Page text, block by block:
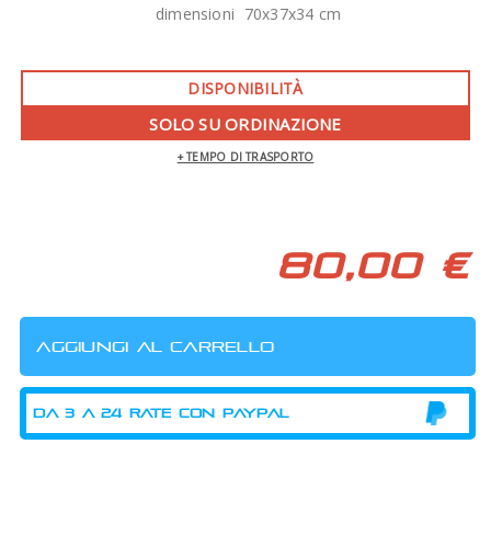
dimensioni 70x37x34 cm
DISPONIBILITÀ
SOLO SU ORDINAZIONE
+ TEMPO DI TRASPORTO
80,00 €